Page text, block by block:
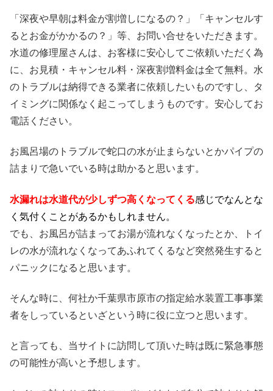
「深夜や早朝は料金が割増しになるの？」「キャンセルす
るとお金がかかるの？」等、お問い合せをいただきます。
水道の修理屋さんは、お客様に安心してご依頼いただく為
に、お見積・キャンセル料・深夜割増料金は全て無料。水
のトラブルは納得できる業者に依頼したいものですし、タ
イミングに関係なく起こってしまうものです。安心してお
電話ください。
お風呂場のトラブルで蛇口の水が止まらないとかパイプの
詰まりで急いでいる時は助かると思います。
水漏れは水道代が少しずつ高くなってくる感じでなんとな
く気付くことがあるかもしれません。
でも、お風呂が詰まってお湯が流れなくなったとか、トイ
レの水が流れなくなってあふれてくるなど突然発生すると
パニックになると思います。
そんな時に、何社か千葉県市原市の指定給水装置工事事業
者をしっているといざという時に役に立つと思います。
と言っても、当サイトに訪問して頂いた時は既に緊急事態
の可能性が高いと予想します。